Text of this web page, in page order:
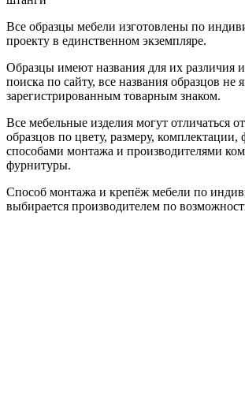
Все образцы мебели изготовлены по
проекту в единственном экземпляре.
Образцы имеют названия для их различия
поиска по сайту, все названия образцов не
зарегистрированным товарным знаком.
Все мебельные изделия могут отличаться
образцов по цвету, размеру, комплектации,
способами монтажа и производителями
фурнитуры.
Способ монтажа и крепёж мебели по
выбирается производителем по